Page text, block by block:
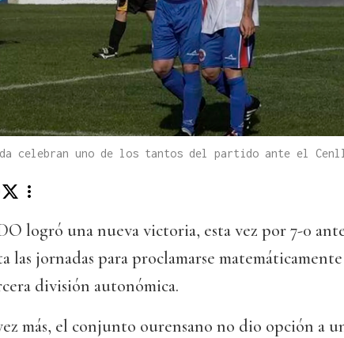
celebran uno de los tantos del partido ante el
logró una nueva victoria, esta vez por 7-0
las jornadas para proclamarse
división autonómica.
más, el conjunto ourensano no dio opción a